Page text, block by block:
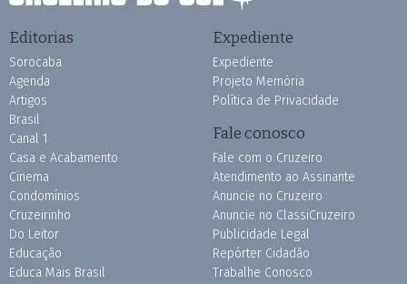
Editorias
Sorocaba
Agenda
Artigos
Brasil
Canal 1
Casa e Acabamento
Cinema
Condomínios
Cruzeirinho
Do Leitor
Educação
Educa Mais Brasil
Expediente
Expediente
Projeto Memória
Política de Privacidade
Fale conosco
Fale com o Cruzeiro
Atendimento ao Assinante
Anuncie no Cruzeiro
Anuncie no ClassiCruzeiro
Publicidade Legal
Repórter Cidadão
Trabalhe Conosco